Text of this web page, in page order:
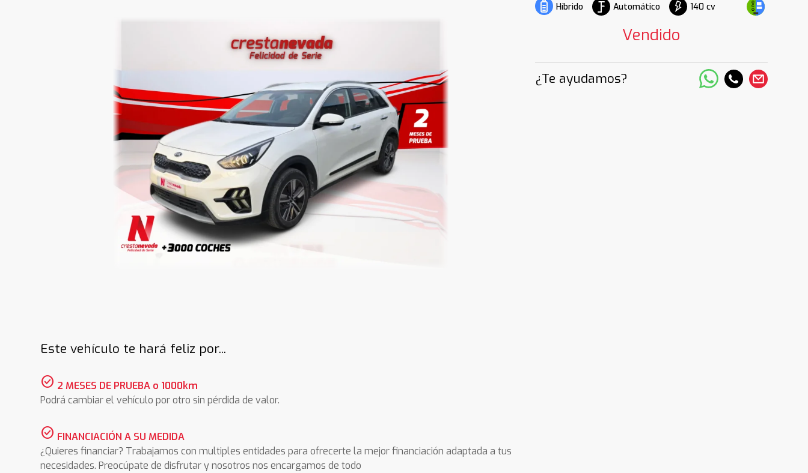
Híbrido
Automático 140 cv
Vendido
¿Te ayudamos?
Este vehículo te hará feliz por...
check_circle 2 MESES DE PRUEBA o 1000km
Podrá cambiar el vehículo por otro sin pérdida de valor.
check_circle FINANCIACIÓN A SU MEDIDA
¿Quieres financiar? Trabajamos con multiples entidades para ofrecerte la mejor financiación adaptada a tus
necesidades. Preocúpate de disfrutar y nosotros nos encargamos de todo